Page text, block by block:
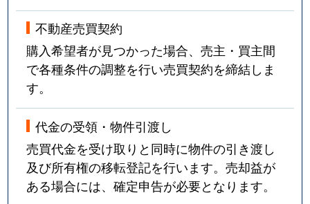
不動産売買契約
購入希望者が見つかった場合、売主・買主間
で各種条件の調整を行い売買契約を締結しま
す。
代金の受領・物件引渡し
売買代金を受け取りと同時に物件の引き渡し
及び所有権の移転登記を行います。売却益が
ある場合には、確定申告が必要となります。